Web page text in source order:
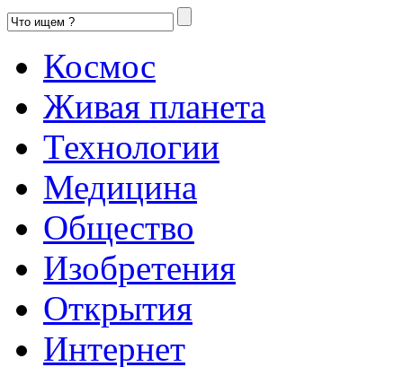
Космос
Живая планета
Технологии
Медицина
Общество
Изобретения
Открытия
Интернет